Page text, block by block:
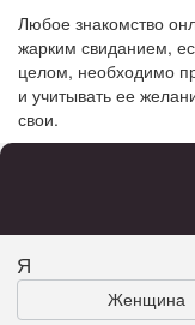
Любое знакомство
жарким свиданием,
целом, необходимо
и учитывать ее
свои.
Я
Женщина